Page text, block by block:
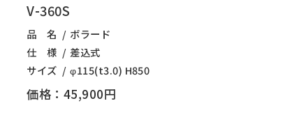
V-360S
品 名
ボラード
仕 様
差込式
サイズ
φ115(t3.0) H850
価格：45,900円